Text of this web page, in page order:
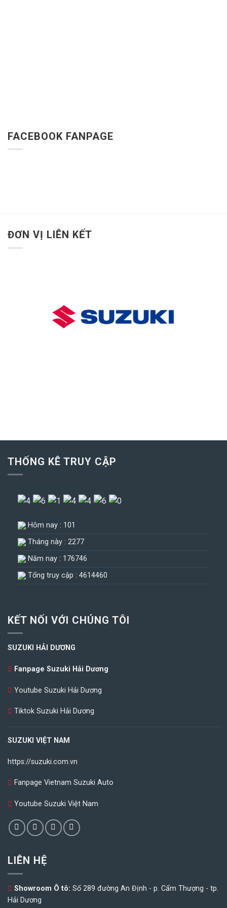
FACEBOOK FANPAGE
ĐƠN VỊ LIÊN KẾT
THỐNG KÊ TRUY CẬP
Hôm nay : 101
Tháng này : 2277
Năm nay : 176746
Tổng truy cập : 4614460
KẾT NỐI VỚI CHÚNG TÔI
SUZUKI HẢI DƯƠNG
Fanpage Suzuki Hải Dương
Youtube Suzuki Hải Dương
Tiktok Suzuki Hải Dương
SUZUKI VIỆT NAM
https://suzuki.com.vn
Fanpage Vietnam Suzuki Auto
Youtube Suzuki Việt Nam
LIÊN HỆ
Showroom Ô tô: Số 289 đường An Định - p. Cẩm Thượng - tp.
Hải Dương